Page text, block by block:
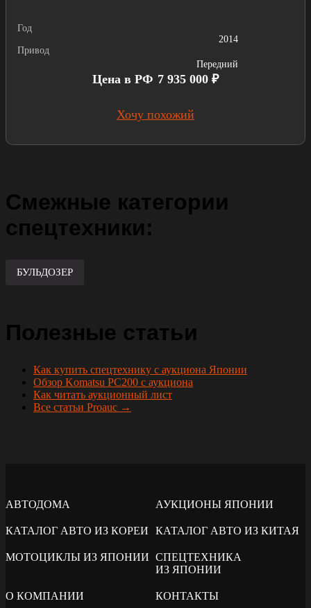
Год
2014
Привод
Передний
Цена в РФ 7 935 000 ₽
Хочу похожий
Смежные категории
спецтехники:
БУЛЬДОЗЕР
Полезные статьи
Как купить спецтехнику с аукциона Японии
Обзор Komatsu PC200 с аукциона
Как читать аукционный лист
Все статьи Proauc →
АВТОДОМА АУКЦИОНЫ ЯПОНИИ
КАТАЛОГ АВТО ИЗ КОРЕИ КАТАЛОГ АВТО ИЗ КИТАЯ
МОТОЦИКЛЫ ИЗ ЯПОНИИ СПЕЦТЕХНИКА
ИЗ ЯПОНИИ
О КОМПАНИИ КОНТАКТЫ